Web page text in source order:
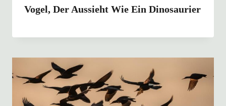
Vogel, Der Aussieht Wie Ein Dinosaurier